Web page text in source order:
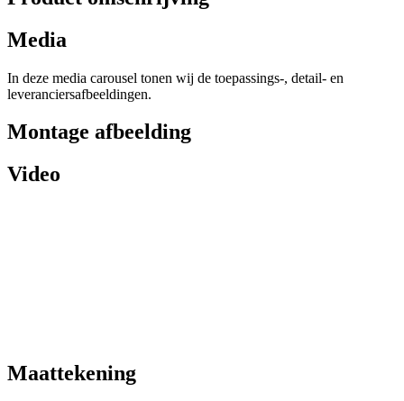
Media
In deze media carousel tonen wij de toepassings-, detail- en
leveranciersafbeeldingen.
Montage afbeelding
Video
Maattekening